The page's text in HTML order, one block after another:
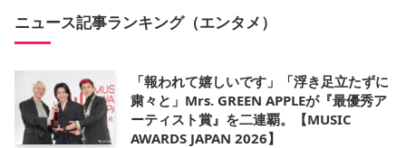
ニュース記事ランキング（エンタメ）
「報われて嬉しいです」「浮き足立たずに
粛々と」Mrs. GREEN APPLEが『最優秀ア
ーティスト賞』を二連覇。【MUSIC
AWARDS JAPAN 2026】